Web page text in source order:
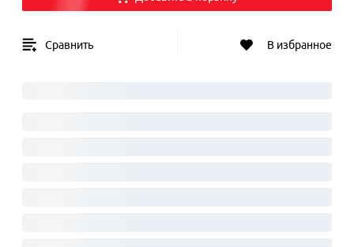
Сравнить В избранное